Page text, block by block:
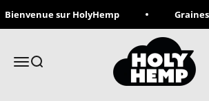
Passer au contenu
Bienvenue sur HolyHemp
MenuRecherche
Holy Hemp